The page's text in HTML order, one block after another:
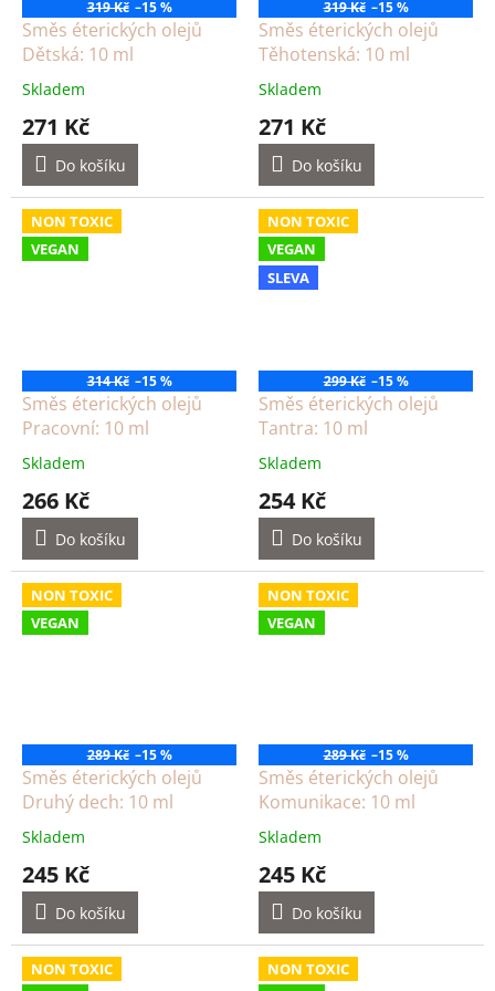
319 Kč –15 %
Směs éterických olejů
Dětská: 10 ml
Skladem
271 Kč
Do košíku
319 Kč –15 %
Směs éterických olejů
Těhotenská: 10 ml
Skladem
271 Kč
Do košíku
NON TOXIC
VEGAN
314 Kč –15 %
Směs éterických olejů
Pracovní: 10 ml
Skladem
266 Kč
Do košíku
NON TOXIC
VEGAN
SLEVA
299 Kč –15 %
Směs éterických olejů
Tantra: 10 ml
Skladem
254 Kč
Do košíku
NON TOXIC
VEGAN
289 Kč –15 %
Směs éterických olejů
Druhý dech: 10 ml
Skladem
245 Kč
Do košíku
NON TOXIC
VEGAN
289 Kč –15 %
Směs éterických olejů
Komunikace: 10 ml
Skladem
245 Kč
Do košíku
NON TOXIC
NON TOXIC